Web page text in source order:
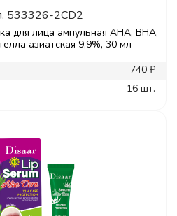
533326-2CD2
для лица ампульная AHA, BHA,
азиатская 9,9%, 30 мл
740 ₽
16 шт.